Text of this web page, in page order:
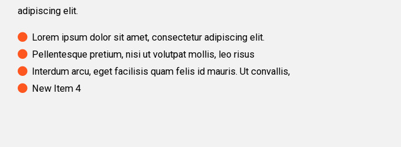
adipiscing elit.
Lorem ipsum dolor sit amet, consectetur adipiscing elit.
Pellentesque pretium, nisi ut volutpat mollis, leo risus
Interdum arcu, eget facilisis quam felis id mauris. Ut convallis,
New Item 4